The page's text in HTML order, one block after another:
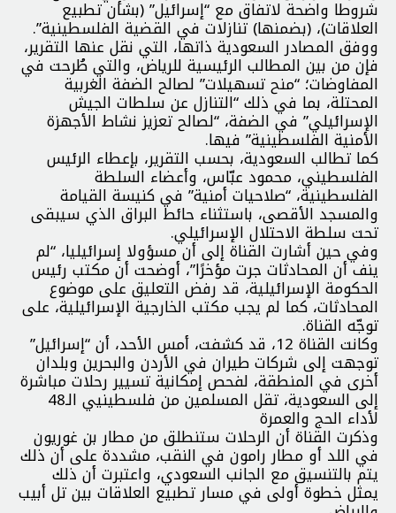
شروطا واضحة لاتفاق مع “إسرائيل” (بشأن تطبيع
العلاقات)، (بضمنها) تنازلات في القضية الفلسطينية”.
ووفق المصادر السعودية ذاتها، التي نقل عنها التقرير،
فإن من بين المطالب الرئيسية للرياض، والتي طُرحت في
المفاوضات؛ “منح تسهيلات” لصالح الضفة الغربية
المحتلة، بما في ذلك “التنازل عن سلطات الجيش
الإسرائيلي” في الضفة، “لصالح تعزيز نشاط الأجهزة
الأمنية الفلسطينية” فيها.
كما تطالب السعودية، بحسب التقرير، بإعطاء الرئيس
الفلسطيني، محمود عبّاس، وأعضاء السلطة
الفلسطينية، “صلاحيات أمنية” في كنيسة القيامة
والمسجد الأقصى، باستثناء حائط البراق الذي سيبقى
تحت سلطة الاحتلال الإسرائيلي.
وفي حين أشارت القناة إلى أن مسؤولا إسرائيليا، “لم
ينف أن المحادثات جرت مؤخرًا”، أوضحت أن مكتب رئيس
الحكومة الإسرائيلية، قد رفض التعليق على موضوع
المحادثات، كما لم يجب مكتب الخارجية الإسرائيلية، على
توجّه القناة.
وكانت القناة 12، قد كشفت، أمس الأحد، أن “إسرائيل”
توجهت إلى شركات طيران في الأردن والبحرين وبلدان
أخرى في المنطقة، لفحص إمكانية تسيير رحلات مباشرة
إلى السعودية، تقل المسلمين من فلسطينيي الـ48
لأداء الحج والعمرة
وذكرت القناة أن الرحلات ستنطلق من مطار بن غوريون
في اللد أو مطار رامون في النقب، مشددة على أن ذلك
يتم بالتنسيق مع الجانب السعودي، واعتبرت أن ذلك
يمثل خطوة أولى في مسار تطبيع العلاقات بين تل أبيب